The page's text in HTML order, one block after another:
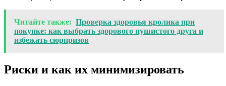
Читайте также: Проверка здоровья кролика при
покупке: как выбрать здорового пушистого друга и
избежать сюрпризов
Риски и как их минимизировать